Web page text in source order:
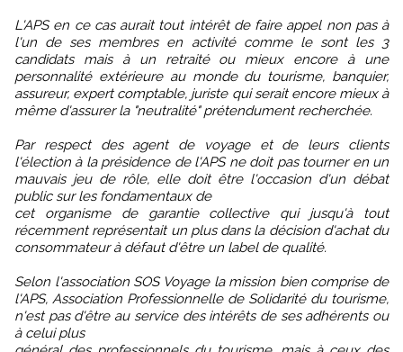
L'APS en ce cas aurait tout intérêt de faire appel non pas à
l'un de ses membres en activité comme le sont les 3
candidats mais à un retraité ou mieux encore à une
personnalité extérieure au monde du tourisme, banquier,
assureur, expert comptable, juriste qui serait encore mieux à
même d'assurer la "neutralité" prétendument recherchée.
Par respect des agent de voyage et de leurs clients
l'élection à la présidence de l'APS ne doit pas tourner en un
mauvais jeu de rôle, elle doit être l'occasion d'un débat
public sur les fondamentaux de
cet organisme de garantie collective qui jusqu'à tout
récemment représentait un plus dans la décision d'achat du
consommateur à défaut d'être un label de qualité.
Selon l'association SOS Voyage la mission bien comprise de
l'APS, Association Professionnelle de Solidarité du tourisme,
n'est pas d'être au service des intérêts de ses adhérents ou
à celui plus